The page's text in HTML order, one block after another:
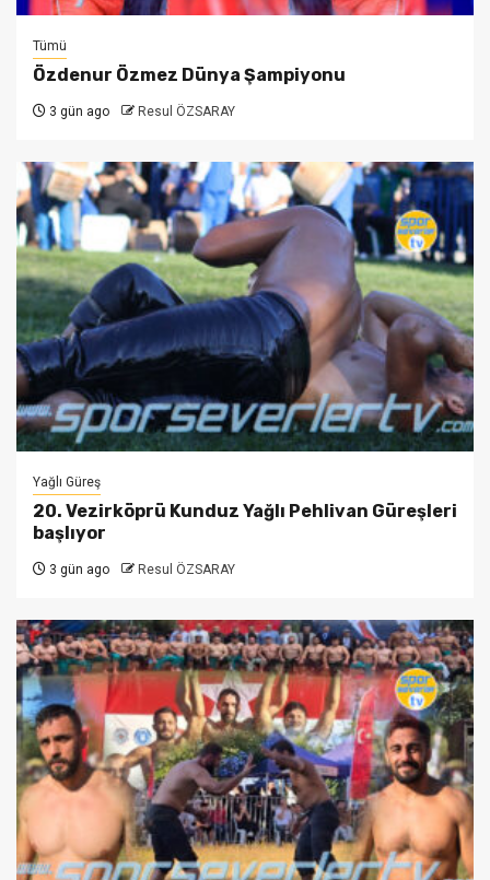
Tümü
Özdenur Özmez Dünya Şampiyonu
3 gün ago Resul ÖZSARAY
Yağlı Güreş
20. Vezirköprü Kunduz Yağlı Pehlivan Güreşleri
başlıyor
3 gün ago Resul ÖZSARAY